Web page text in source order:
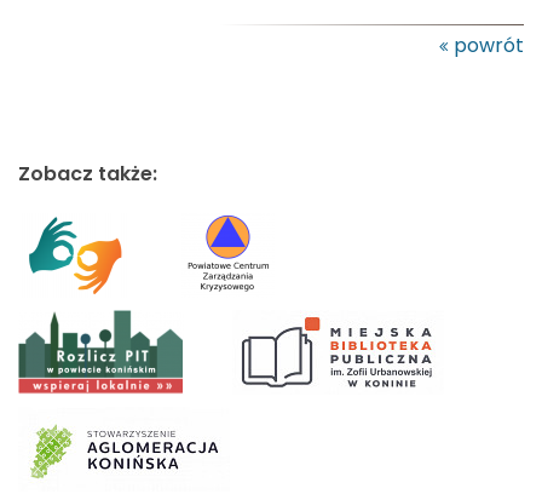
powrót
Zobacz także: